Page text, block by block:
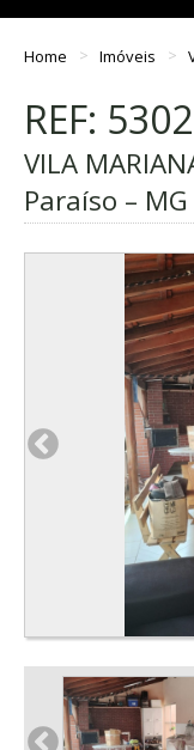
Home Imóveis
REF:
VILA
Paraíso – MG